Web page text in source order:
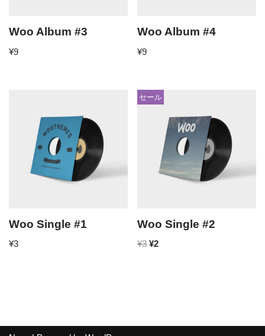
Woo Album #3
¥9
Woo Album #4
¥9
Woo Single #1
¥3
セール
Woo Single #2
¥3 ¥2